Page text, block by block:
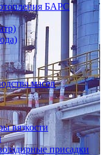
БАРС
масел
вязкости
присадки